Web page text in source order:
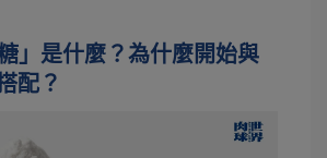
」是什麼？為什麼開始與
配？